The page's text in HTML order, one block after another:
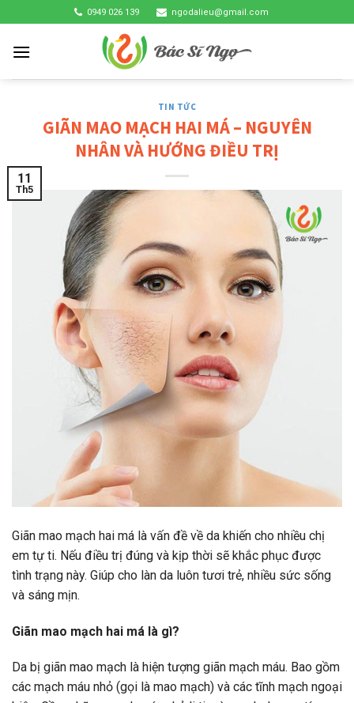
to
content
0949 026 139 ngodalieu@gmail.com
TIN TỨC
GIÃN MAO MẠCH HAI MÁ – NGUYÊN
NHÂN VÀ HƯỚNG ĐIỀU TRỊ
11
Th5
Giãn mao mạch hai má là vấn đề về da khiến cho nhiều chị
em tự ti. Nếu điều trị đúng và kịp thời sẽ khắc phục được
tình trạng này. Giúp cho làn da luôn tươi trẻ, nhiều sức sống
và sáng mịn.
Giãn mao mạch hai má là gì?
Da bị giãn mao mạch là hiện tượng giãn mạch máu. Bao gồm
các mạch máu nhỏ (gọi là mao mạch) và các tĩnh mạch ngoại